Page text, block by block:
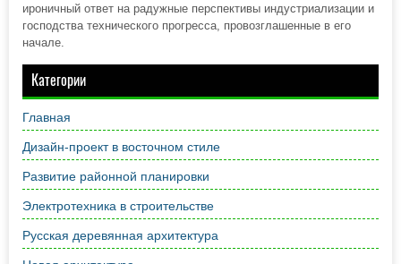
ироничный ответ на радужные перспективы индустриализации и
господства технического прогресса, провозглашенные в его
начале.
Категории
Главная
Дизайн-проект в восточном стиле
Развитие районной планировки
Электротехника в строительстве
Русская деревянная архитектура